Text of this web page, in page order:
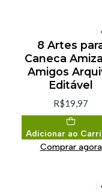
8 Artes
Caneca
Amigos
Editável
R$19,97
Adicionar ao
Comprar agora